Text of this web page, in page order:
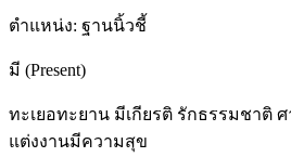
ตำแหน่ง: ฐานนิ้วชี้
มี (Present)
ทะเยอทะยาน มีเกียรติ รักธรรมชาติ ศ
แต่งงานมีความสุข